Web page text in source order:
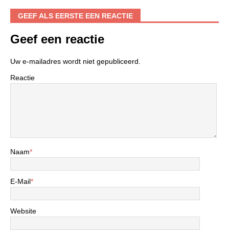
GEEF ALS EERSTE EEN REACTIE
Geef een reactie
Uw e-mailadres wordt niet gepubliceerd.
Reactie
Naam*
E-Mail*
Website